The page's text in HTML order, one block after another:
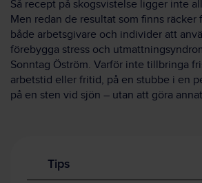
Så recept på skogsvistelse ligger inte
Men redan de resultat som finns räcker
både arbetsgivare och individer att
förebygga stress och
Sonntag Öström. Varför inte tillbringa
arbetstid eller fritid, på en stubbe i en
på en sten vid sjön – utan att göra
Tips